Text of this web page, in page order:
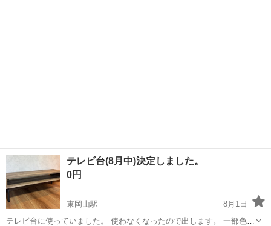
テレビ台(8月中)決定しました。
0円
東岡山駅
8月1日
テレビ台に使っていました。 使わなくなったので出します。 一部色が